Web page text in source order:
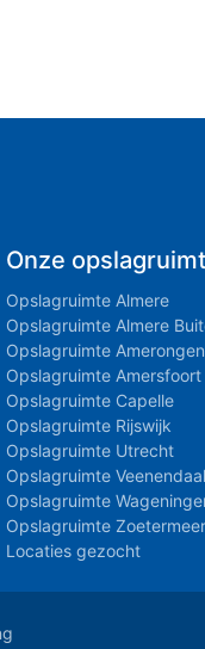
Onze
Opslagruimte Almere
Opslagruimte Almere
Opslagruimte Amerongen
Opslagruimte Amersfoort
Opslagruimte Capelle
Opslagruimte Rijswijk
Opslagruimte Utrecht
Opslagruimte Veenendaal
Opslagruimte
Opslagruimte Zoetermeer
Locaties gezocht